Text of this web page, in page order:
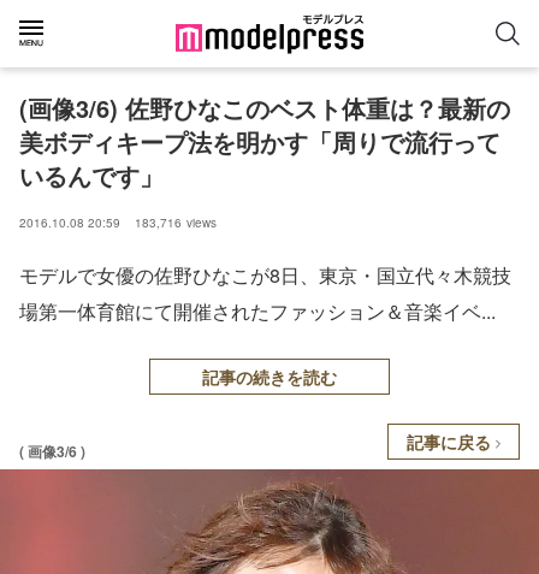
(画像3/6) 佐野ひなこのベスト体重は？最新の
美ボディキープ法を明かす「周りで流行って
いるんです」
2016.10.08 20:59 183,716 views
モデルで女優の佐野ひなこが8日、東京・国立代々木競技
場第一体育館にて開催されたファッション＆音楽イベ...
記事の続きを読む
( 画像3/6 ) 記事に戻る